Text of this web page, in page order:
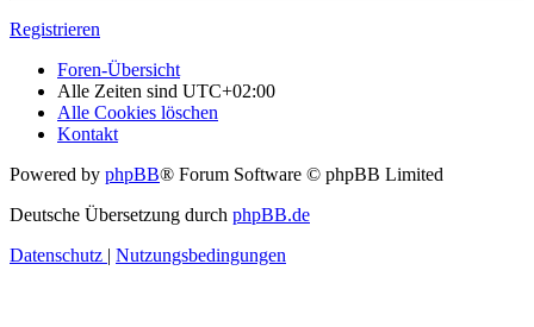
Registrieren
Foren-Übersicht
Alle Zeiten sind UTC+02:00
Alle Cookies löschen
Kontakt
Powered by phpBB® Forum Software © phpBB Limited
Deutsche Übersetzung durch phpBB.de
Datenschutz | Nutzungsbedingungen